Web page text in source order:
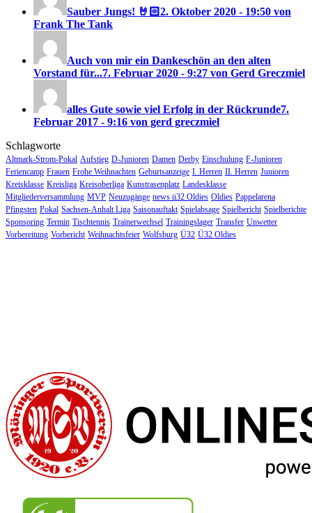
Sauber Jungs! 🤘🏻2. Oktober 2020 - 19:50 von
Frank The Tank
Auch von mir ein Dankeschön an den alten
Vorstand für...7. Februar 2020 - 9:27 von Gerd Greczmiel
alles Gute sowie viel Erfolg in der Rückrunde7.
Februar 2017 - 9:16 von gerd greczmiel
Schlagworte
Altmark-Strom-Pokal Aufstieg D-Junioren Damen Derby Einschulung F-Junioren
Feriencamp Frauen Frohe Weihnachten Geburtsanzeige I. Herren II. Herren Junioren
Kreisklasse Kreisliga Kreisoberliga Kunstrasenplatz Landesklasse
Mitgliederversammlung MVP Neuzugänge news ü32 Oldies Oldies Pappelarena
Pfingsten Pokal Sachsen-Anhalt Liga Saisonauftakt Spielabsage Spielbericht Spielberichte
Sponsoring Termin Tischtennis Trainerwechsel Trainingslager Transfer Unwetter
Vorbereitung Vorbericht Weihnachtsfeier Wolfsburg Ü32 Ü32 Oldies